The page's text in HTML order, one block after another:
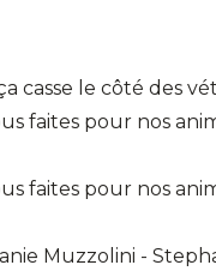
casse le côté des
faites pour nos
faites pour nos
Muzzolini -